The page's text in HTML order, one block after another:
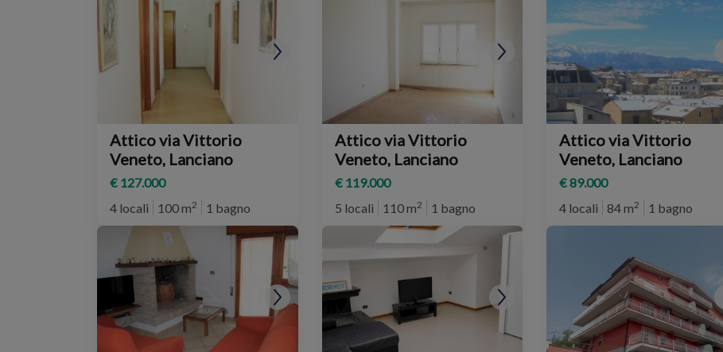
Attico via Vittorio
Veneto, Lanciano
€ 127.000
4 locali
100 m2 1 bagno
Attico via Vittorio
Veneto, Lanciano
€ 119.000
5 locali
110 m2 1 bagno
Attico via Vittorio
Veneto, Lanciano
€ 89.000
4 locali
84 m2 1 bagno